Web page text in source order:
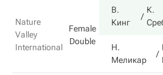
Nature
Valley
International
Female
Double
В.
Кинг
К.
Н.
Меликар